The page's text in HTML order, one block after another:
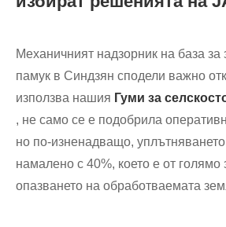
Механичният надзорник на база за
памук в Синдзян сподели важно
използва нашия Гуми за
, не само се е подобрила
но по-изненадващо,
намалено с 40%, което е от голямо
опазването на обработваемата